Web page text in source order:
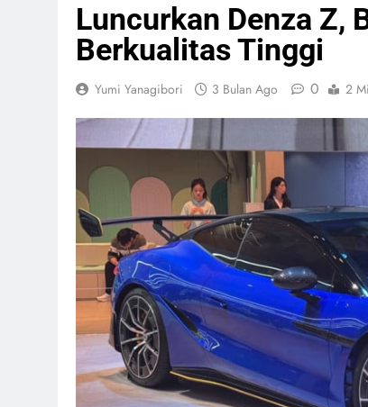
Luncurkan Denza Z,
Berkualitas Tinggi
Yumi Yanagibori 3 Bulan Ago 0 2